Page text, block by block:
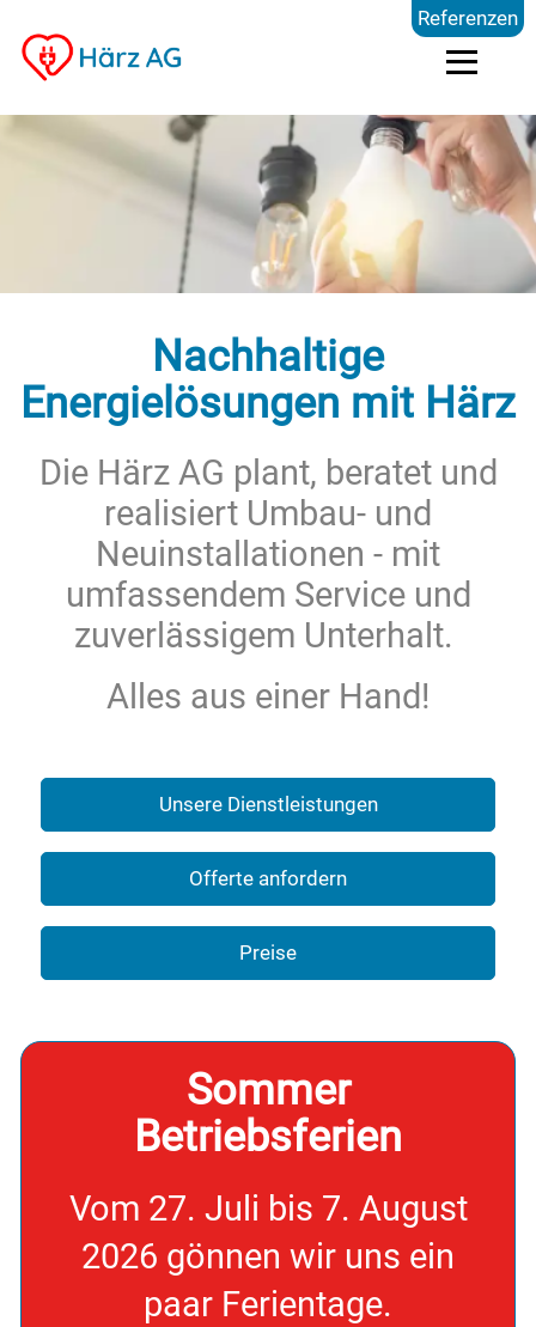
Dienstleistungen
Kompetenzen
Referenzen
Über uns
Kontakt
Nachhaltige
Energielösungen mit Härz
Die Härz AG plant, beratet und
realisiert Umbau- und
Neuinstallationen - mit
umfassendem Service und
zuverlässigem Unterhalt.
Alles aus einer Hand!
Unsere Dienstleistungen
Offerte anfordern
Preise
Sommer
Betriebsferien
Vom 27. Juli bis 7. August
2026 gönnen wir uns ein
paar Ferientage.
Referenzen